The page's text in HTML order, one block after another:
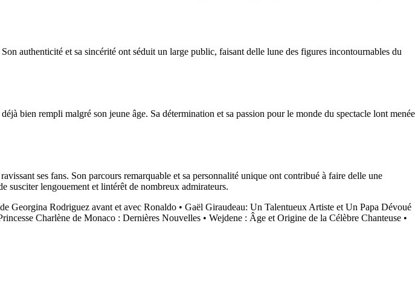
authenticité et sa sincérité ont séduit un large public, faisant delle lune des figures incontournables du
bien rempli malgré son jeune âge. Sa détermination et sa passion pour le monde du spectacle lont menée
ses fans. Son parcours remarquable et sa personnalité unique ont contribué à faire delle une
susciter lengouement et lintérêt de nombreux admirateurs.
Georgina Rodriguez avant et avec Ronaldo • Gaël Giraudeau: Un Talentueux Artiste et Un Papa Dévoué
Charlène de Monaco : Dernières Nouvelles • Wejdene : Âge et Origine de la Célèbre Chanteuse •